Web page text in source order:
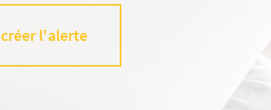
créer l'alerte